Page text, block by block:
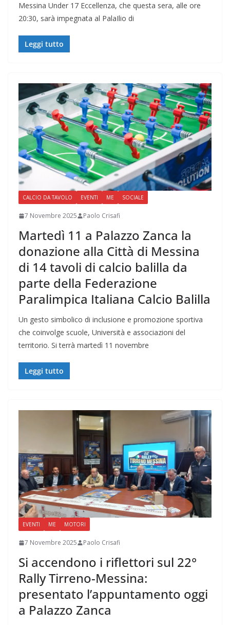
Messina Under 17 Eccellenza, che questa sera, alle ore
20:30, sarà impegnata al PalaIlio di
Leggi tutto
CALCIO DA TAVOLO EVENTI ME SOCIALE
7 Novembre 2025 Paolo Crisafi
Martedì 11 a Palazzo Zanca la
donazione alla Città di Messina
di 14 tavoli di calcio balilla da
parte della Federazione
Paralimpica Italiana Calcio Balilla
Un gesto simbolico di inclusione e promozione sportiva
che coinvolge scuole, Università e associazioni del
territorio. Si terrà martedì 11 novembre
Leggi tutto
EVENTI ME MOTORI
7 Novembre 2025 Paolo Crisafi
Si accendono i riflettori sul 22°
Rally Tirreno-Messina:
presentato l’appuntamento oggi
a Palazzo Zanca